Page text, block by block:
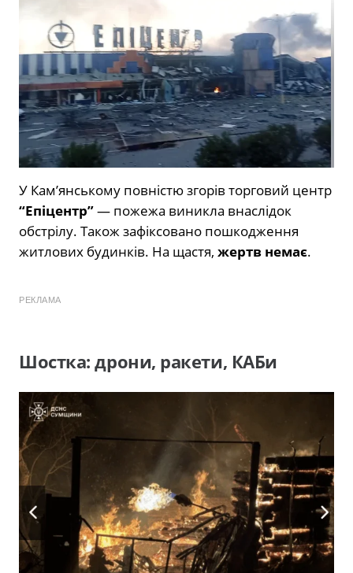
У Кам’янському повністю згорів торговий центр
“Епіцентр”— пожежа виникла внаслідок
обстрілу. Також зафіксовано пошкодження
житлових будинків. На щастя, жертв немає.
РЕКЛАМА
Шостка: дрони, ракети, КАБи